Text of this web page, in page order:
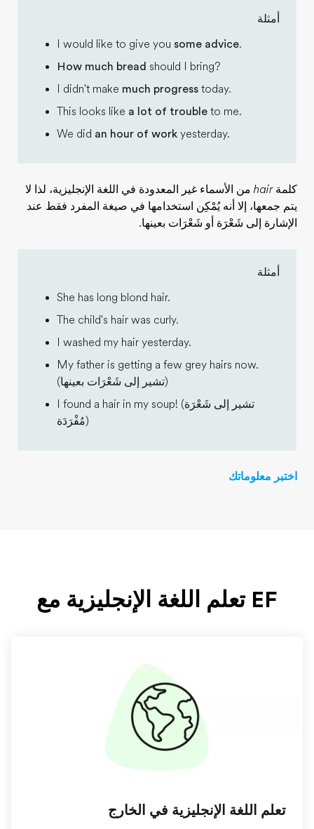
أمثلة
I would like to give you some advice.
How much bread should I bring?
I didn't make much progress today.
This looks like a lot of trouble to me.
We did an hour of work yesterday.
كلمةhair من الأسماء غير المعدودة في اللغة الإنجليزية، لذا لا
يتم جمعها، إلا أنه يُمْكِن استخدامها في صيغة المفرد فقط عند
الإشارة إلى شَعْرَة أو شَعْرَات بعينها.
أمثلة
She has long blond hair.
The child's hair was curly.
I washed my hair yesterday.
My father is getting a few grey hairs now.
(تشير إلى شَعْرَات بعينها)
I found a hair in my soup! (تشير إلى شَعْرَة
مُفْرَدَة)
اختبر معلوماتك
EF تعلم اللغة الإنجليزية مع
تعلم اللغة الإنجليزية في الخارج